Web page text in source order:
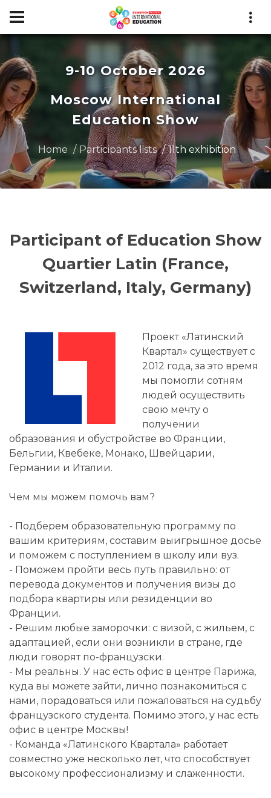
9-10 October 2026
Moscow International
Education Show
Home Participants lists 11th exhibition
Participant of Education Show
Quartier Latin (France,
Switzerland, Italy, Germany)
Проект «Латинский
Квартал» существует с
2012 года, за это время
мы помогли сотням
людей осуществить
свою мечту о
получении
образования и обустройстве во Франции,
Бельгии, Квебеке, Монако, Швейцарии,
Германии и Италии.
Чем мы можем помочь вам?
- Подберем образовательную программу по
вашим критериям, составим выигрышное досье
и поможем с поступлением в школу или вуз.
- Поможем пройти весь путь правильно: от
перевода документов и получения визы до
подбора квартиры или резиденции во
Франции.
- Решим любые заморочки: с визой, с жильем, с
адаптацией, если они возникли в стране, где
люди говорят по-французски.
- Мы реальны. У нас есть офис в центре Парижа,
куда вы можете зайти, лично познакомиться с
нами, порадоваться или пожаловаться на судьбу
французского студента. Помимо этого, у нас есть
офис в центре Москвы!
- Команда «Латинского Квартала» работает
совместно уже несколько лет, что способствует
высокому профессионализму и слаженности.